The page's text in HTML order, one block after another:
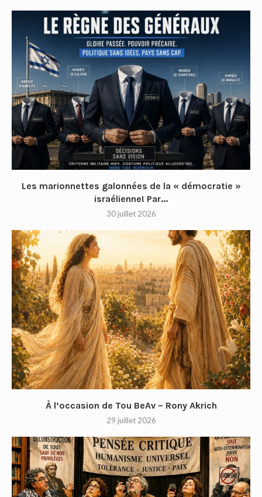
Les marionnettes galonnées de la « démocratie »
israélienne! Par...
30 juillet 2026
À l’occasion de Tou BeAv – Rony Akrich
29 juillet 2026